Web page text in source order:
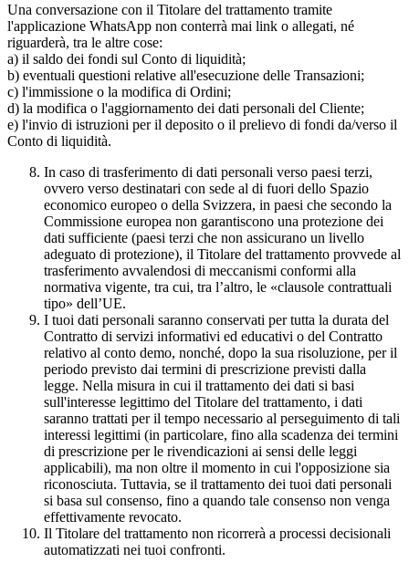
Una conversazione con il Titolare del trattamento tramite
l'applicazione WhatsApp non conterrà mai link o allegati, né
riguarderà, tra le altre cose:
a) il saldo dei fondi sul Conto di liquidità;
b) eventuali questioni relative all'esecuzione delle Transazioni;
c) l'immissione o la modifica di Ordini;
d) la modifica o l'aggiornamento dei dati personali del Cliente;
e) l'invio di istruzioni per il deposito o il prelievo di fondi da/verso il
Conto di liquidità.
In caso di trasferimento di dati personali verso paesi terzi,
ovvero verso destinatari con sede al di fuori dello Spazio
economico europeo o della Svizzera, in paesi che secondo la
Commissione europea non garantiscono una protezione dei
dati sufficiente (paesi terzi che non assicurano un livello
adeguato di protezione), il Titolare del trattamento provvede al
trasferimento avvalendosi di meccanismi conformi alla
normativa vigente, tra cui, tra l’altro, le «clausole contrattuali
tipo» dell’UE.
I tuoi dati personali saranno conservati per tutta la durata del
Contratto di servizi informativi ed educativi o del Contratto
relativo al conto demo, nonché, dopo la sua risoluzione, per il
periodo previsto dai termini di prescrizione previsti dalla
legge. Nella misura in cui il trattamento dei dati si basi
sull'interesse legittimo del Titolare del trattamento, i dati
saranno trattati per il tempo necessario al perseguimento di tali
interessi legittimi (in particolare, fino alla scadenza dei termini
di prescrizione per le rivendicazioni ai sensi delle leggi
applicabili), ma non oltre il momento in cui l'opposizione sia
riconosciuta. Tuttavia, se il trattamento dei tuoi dati personali
si basa sul consenso, fino a quando tale consenso non venga
effettivamente revocato.
Il Titolare del trattamento non ricorrerà a processi decisionali
automatizzati nei tuoi confronti.